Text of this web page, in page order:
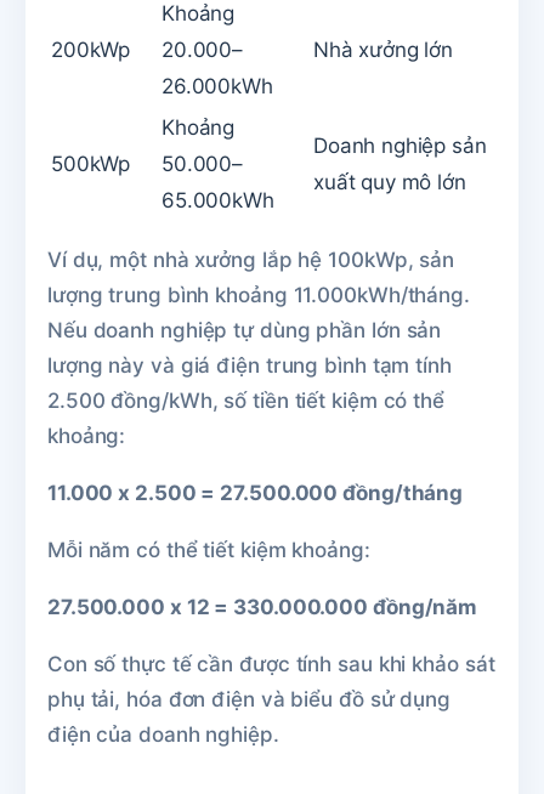
200kWp
Khoảng
20.000–
26.000kWh
Nhà xưởng lớn
500kWp
Khoảng
50.000–
65.000kWh
Doanh nghiệp sản
xuất quy mô lớn
Ví dụ, một nhà xưởng lắp hệ 100kWp, sản
lượng trung bình khoảng 11.000kWh/tháng.
Nếu doanh nghiệp tự dùng phần lớn sản
lượng này và giá điện trung bình tạm tính
2.500 đồng/kWh, số tiền tiết kiệm có thể
khoảng:
11.000 x 2.500 = 27.500.000 đồng/tháng
Mỗi năm có thể tiết kiệm khoảng:
27.500.000 x 12 = 330.000.000 đồng/năm
Con số thực tế cần được tính sau khi khảo sát
phụ tải, hóa đơn điện và biểu đồ sử dụng
điện của doanh nghiệp.